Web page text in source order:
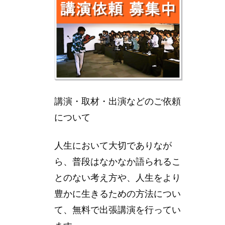
講演・取材・出演などのご依頼
について
人生において大切でありなが
ら、普段はなかなか語られるこ
とのない考え方や、人生をより
豊かに生きるための方法につい
て、無料で出張講演を行ってい